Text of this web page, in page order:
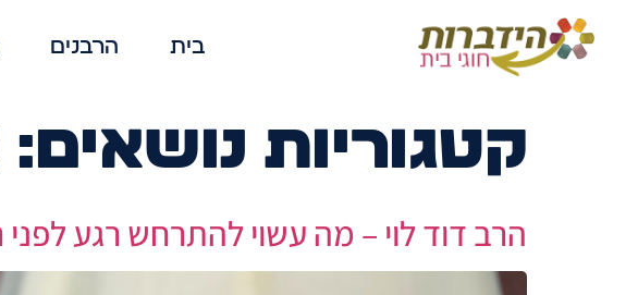
בית הרבנים
קטגוריות נושאים:
הרב דוד לוי – מה עשוי להתרחש רגע